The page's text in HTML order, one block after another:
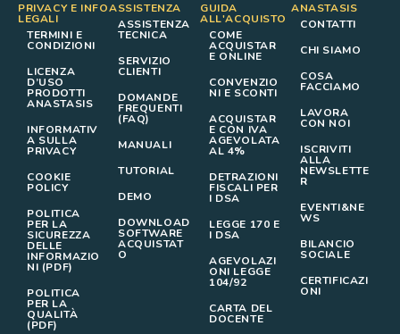
PRIVACY E INFO
LEGALI
TERMINI E
CONDIZIONI
LICENZA
D’USO
PRODOTTI
ANASTASIS
INFORMATIV
A SULLA
PRIVACY
COOKIE
POLICY
POLITICA
PER LA
SICUREZZA
DELLE
INFORMAZIO
NI (PDF)
POLITICA
PER LA
QUALITÀ
(PDF)
ASSISTENZA
ASSISTENZA
TECNICA
SERVIZIO
CLIENTI
DOMANDE
FREQUENTI
(FAQ)
MANUALI
TUTORIAL
DEMO
DOWNLOAD
SOFTWARE
ACQUISTAT
O
GUIDA
ALL'ACQUISTO
COME
ACQUISTAR
E ONLINE
CONVENZIO
NI E SCONTI
ACQUISTAR
E CON IVA
AGEVOLATA
AL 4%
DETRAZIONI
FISCALI PER
I DSA
LEGGE 170 E
I DSA
AGEVOLAZI
ONI LEGGE
104/92
CARTA DEL
DOCENTE
ANASTASIS
CONTATTI
CHI SIAMO
COSA
FACCIAMO
LAVORA
CON NOI
ISCRIVITI
ALLA
NEWSLETTE
R
EVENTI&NE
WS
BILANCIO
SOCIALE
CERTIFICAZI
ONI